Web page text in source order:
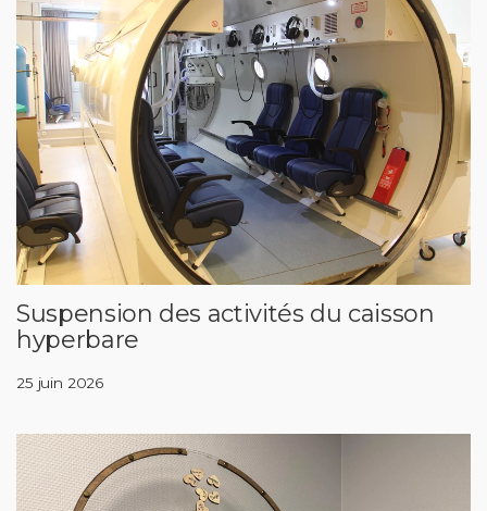
Suspension des activités du caisson
hyperbare
25 juin 2026